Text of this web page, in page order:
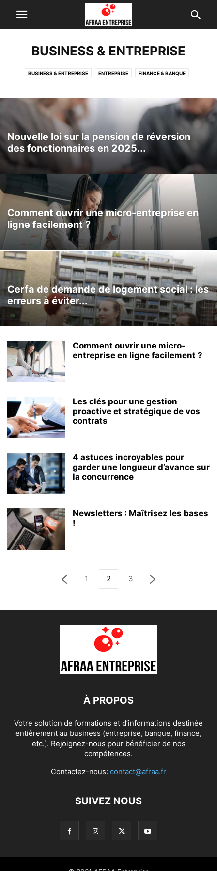
BUSINESS & ENTREPRISE
BUSINESS & ENTREPRISE ENTREPRISE FINANCE & BANQUE
Nouvelle loi sur la pension de réversion
des fonctionnaires en 2025...
Comment ouvrir une micro-entreprise en
ligne facilement ?
Cerfa de demande de logement social : les
erreurs à éviter...
Comment ouvrir une micro-
entreprise en ligne facilement ?
Les clés pour une gestion
proactive et stratégique de vos
contrats
4 astuces incroyables pour
garder une longueur d’avance sur
la concurrence
Newsletters : Maîtrisez les bases
!
1 2 3
À PROPOS
Votre solution de formations et d’informations destinée
entièrement au business (entreprise, banque, finance,
etc.). Rejoignez-nous pour bénéficier de nos
compétences.
Contactez-nous: contact@afraa.fr
SUIVEZ NOUS